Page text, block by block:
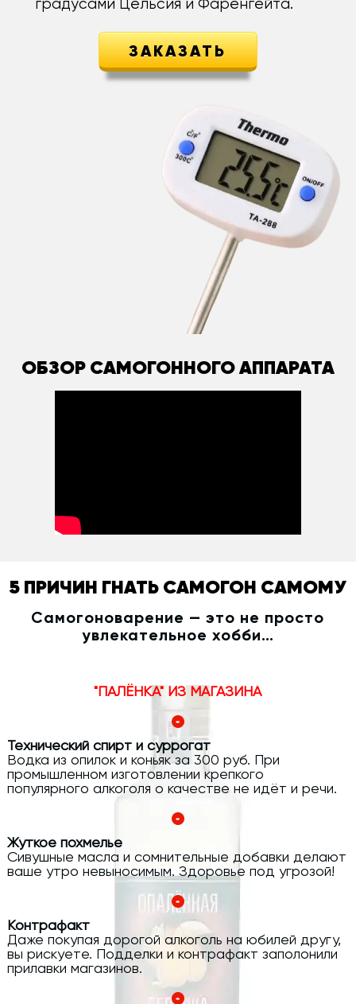
градусами Цельсия и Фаренгейта.
ЗАКАЗАТЬ
ОБЗОР САМОГОННОГО АППАРАТА
5 ПРИЧИН ГНАТЬ САМОГОН САМОМУ
Самогоноварение — это не просто
увлекательное хобби…
"ПАЛЁНКА" ИЗ МАГАЗИНА
Технический спирт и суррогат
Водка из опилок и коньяк за 300 руб. При
промышленном изготовлении крепкого
популярного алкоголя о качестве не идёт и речи.
Жуткое похмелье
Сивушные масла и сомнительные добавки делают
ваше утро невыносимым. Здоровье под угрозой!
Контрафакт
Даже покупая дорогой алкоголь на юбилей другу,
вы рискуете. Подделки и контрафакт заполонили
прилавки магазинов.